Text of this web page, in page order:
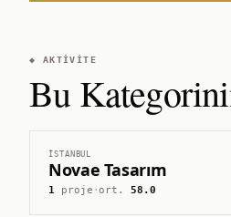
◆ AKTIVITE
Bu
İSTANBUL
Novae Tasarım
1proje ·ort.58.0